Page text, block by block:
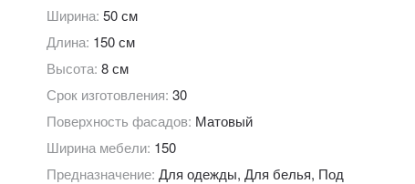
Ширина: 50 см
Длина: 150 см
Высота: 8 см
Срок изготовления: 30
Поверхность фасадов: Матовый
Ширина мебели: 150
Предназначение: Для одежды, Для белья, Под